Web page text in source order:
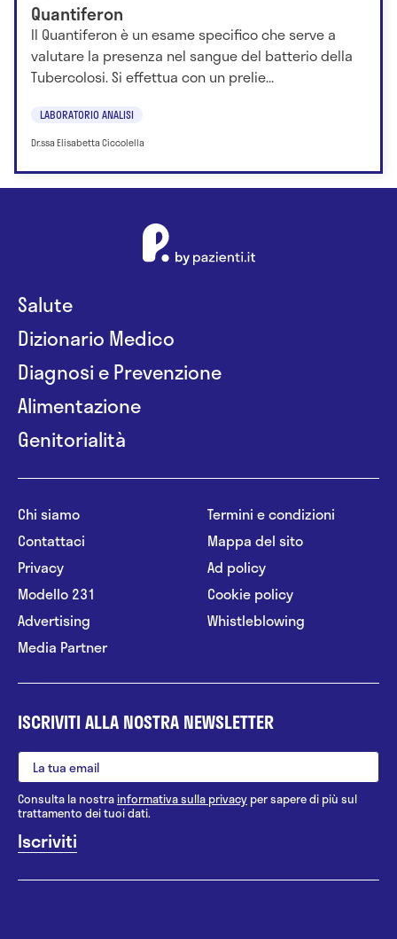
Quantiferon
Il Quantiferon è un esame specifico che serve a
valutare la presenza nel sangue del batterio della
Tubercolosi. Si effettua con un prelie...
LABORATORIO ANALISI
Dr.ssa Elisabetta Ciccolella
Salute
Dizionario Medico
Diagnosi e Prevenzione
Alimentazione
Genitorialità
Chi siamo
Contattaci
Privacy
Modello 231
Advertising
Media Partner
Termini e condizioni
Mappa del sito
Ad policy
Cookie policy
Whistleblowing
ISCRIVITI ALLA NOSTRA NEWSLETTER
Consulta la nostrainformativa sulla privacy per sapere di più sul
trattamento dei tuoi dati.